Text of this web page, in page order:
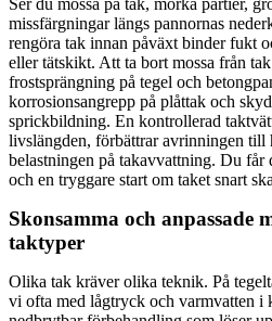
missfärgningar längs pannornas
rengöra tak innan påväxt binder fukt
eller tätskikt. Att ta bort mossa från
frostsprängning på tegel och
korrosionsangrepp på plåttak och
sprickbildning. En kontrollerad
livslängden, förbättrar avrinningen till
belastningen på takavvattning. Du får
och en tryggare start om taket snart
Skonsamma och anpassade
taktyper
Olika tak kräver olika teknik. På
vi ofta med lågtryck och varmvatten i